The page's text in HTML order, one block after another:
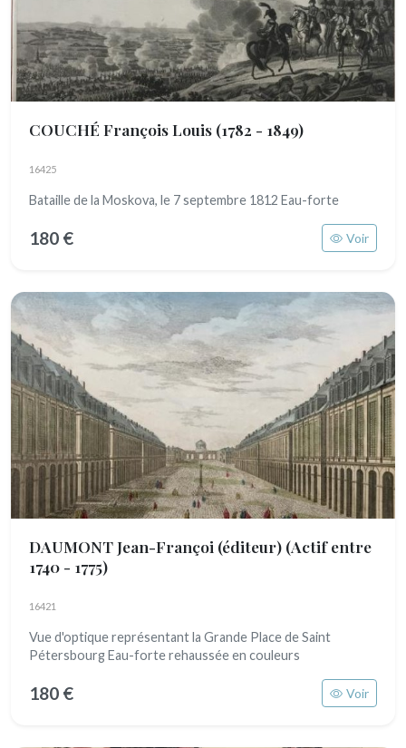
COUCHÉ François Louis (1782 - 1849)
16425
Bataille de la Moskova, le 7 septembre 1812 Eau-forte
180 € Voir
DAUMONT Jean-Françoi (éditeur) (Actif entre
1740 - 1775)
16421
Vue d'optique représentant la Grande Place de Saint
Pétersbourg Eau-forte rehaussée en couleurs
180 € Voir